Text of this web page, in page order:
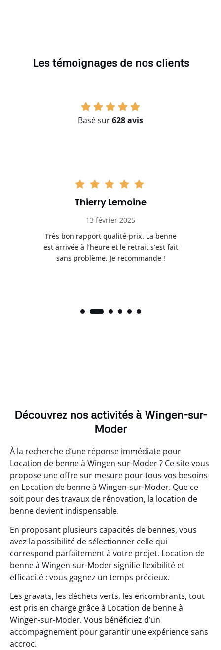
Les témoignages de nos clients
Basé sur628 avis
Thierry Lemoine
13 février 2025
Très bon rapport qualité-prix. La benne
est arrivée à l’heure et le retrait s’est fait
sans problème. Je recommande !
Découvrez nos activités à Wingen-sur-
Moder
À la recherche d’une réponse immédiate pour
Location de benne à Wingen-sur-Moder ? Ce site vous
propose une offre sur mesure pour tous vos besoins
en Location de benne à Wingen-sur-Moder. Que ce
soit pour des travaux de rénovation, la location de
benne devient indispensable.
En proposant plusieurs capacités de bennes, vous
avez la possibilité de sélectionner celle qui
correspond parfaitement à votre projet. Location de
benne à Wingen-sur-Moder signifie flexibilité et
efficacité : vous gagnez un temps précieux.
Les gravats, les déchets verts, les encombrants, tout
est pris en charge grâce à Location de benne à
Wingen-sur-Moder. Vous bénéficiez d’un
accompagnement pour garantir une expérience sans
accroc.